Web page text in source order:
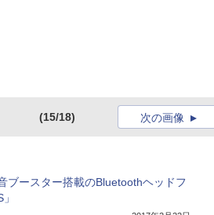
(15/18) 次の画像
ブースター搭載のBluetoothヘッドフ